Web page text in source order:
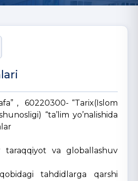
, 60220300- “Tarix(Islom
“ta’lim yo’nalishida
va globallashuv
tahdidlarga qarshi